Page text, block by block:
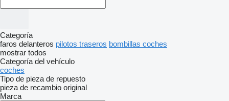
Categoría
faros delanteros pilotos traseros bombillas coches
mostrar todos
Categoría del vehículo
coches
Tipo de pieza de repuesto
pieza de recambio original
Marca